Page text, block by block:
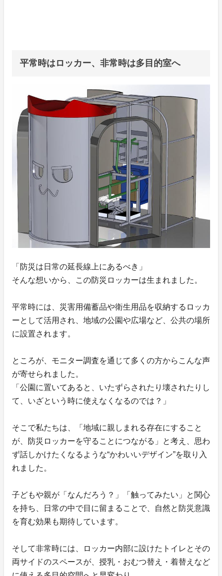
平常時はロッカー、非常時は多目的室へ
「防災は日常の延長線上にあるべき」
そんな想いから、この防災ロッカーは生まれました。
平常時には、災害用備蓄品や衛生用品を収納するロッカ
ーとして活用され、地域の公園や広場など、公共の場所
に設置されます。
ところが、モニター調査を通じて多くの方からこんな声
が寄せられました。
「公園に置いてあると、いたずらされたり壊されたりし
て、いざという時に使えなくなるのでは？」
そこで私たちは、「地域に親しまれる存在にすること
が、防災ロッカーを守ることにつながる」と考え、思わ
ず話しかけたくなるような“かわいいデザイン”を取り入
れました。
子どもや親が「なんだろう？」「触ってみたい」と関心
を持ち、日常の中で目に留まることで、自然と防災意識
を育む効果も期待しています。
そして非常時には、ロッカー内部に設けたトイレとその
両サイドのスペースが、授乳・おむつ替え・着替えなど